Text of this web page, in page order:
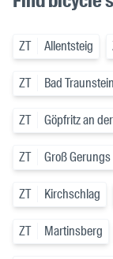
ZT Allentsteig
ZT Bad Traunstein
ZT Göpfritz an
ZT Groß Gerungs
ZT Kirchschlag
ZT Martinsberg